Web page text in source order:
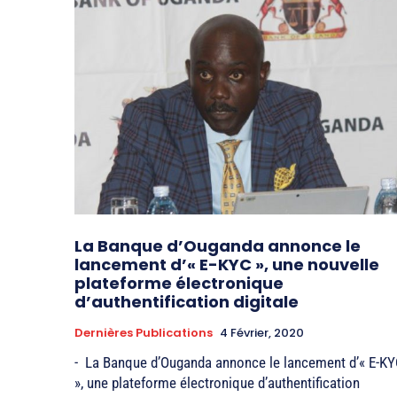
La Banque d’Ouganda annonce le
lancement d’« E-KYC », une nouvelle
plateforme électronique
d’authentification digitale
Dernières Publications 4 Février, 2020
- La Banque d’Ouganda annonce le lancement d’« E-
», une plateforme électronique d’authentification